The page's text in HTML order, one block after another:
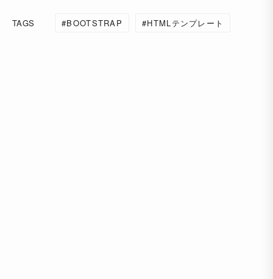
TAGS BOOTSTRAP HTMLテンプレート